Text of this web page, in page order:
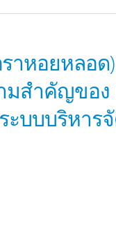
าหอยหล
สำคัญของ
ะบบบริหา